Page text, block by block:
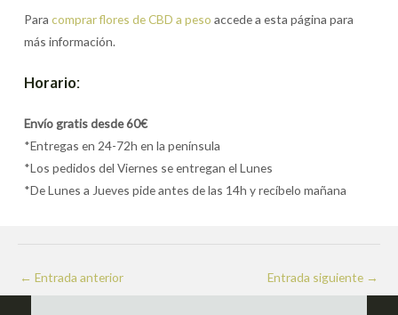
Paracomprar flores de CBD a peso accede a esta página para
más información.
Horario:
Envío gratis desde 60€
*Entregas en 24-72h en la península
*Los pedidos del Viernes se entregan el Lunes
*De Lunes a Jueves pide antes de las 14h y recíbelo mañana
Navegación
de
← Entrada anterior Entrada siguiente →